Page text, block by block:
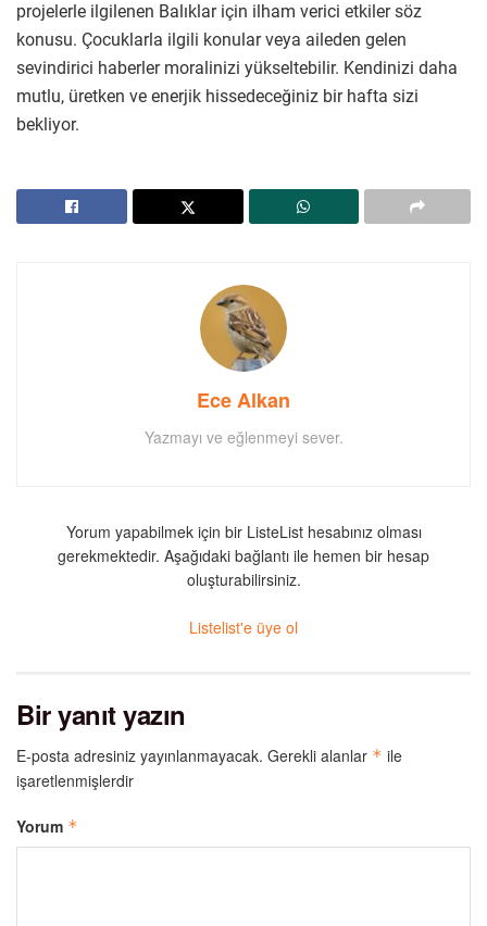
projelerle ilgilenen Balıklar için ilham verici etkiler söz
konusu. Çocuklarla ilgili konular veya aileden gelen
sevindirici haberler moralinizi yükseltebilir. Kendinizi daha
mutlu, üretken ve enerjik hissedeceğiniz bir hafta sizi
bekliyor.
Ece Alkan
Yazmayı ve eğlenmeyi sever.
Yorum yapabilmek için bir ListeList hesabınız olması
gerekmektedir. Aşağıdaki bağlantı ile hemen bir hesap
oluşturabilirsiniz.
Listelist'e üye ol
Bir yanıt yazın
E-posta adresiniz yayınlanmayacak. Gerekli alanlar * ile
işaretlenmişlerdir
Yorum *